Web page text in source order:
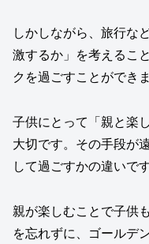
しかしながら、旅行な
激するか」を考えるこ
クを過ごすことができま
子供にとって「親と楽
大切です。その手段が
して過ごすかの違いです
親が楽しむことで子供
を忘れずに、ゴールデ